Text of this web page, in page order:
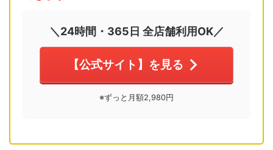
＼24時間・365日 全店舗利用OK／
【公式サイト】を見る
※ずっと月額2,980円